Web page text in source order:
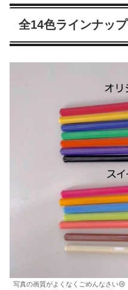
全14色ラインナップ
写真の画質がよくなくごめんなさい😢